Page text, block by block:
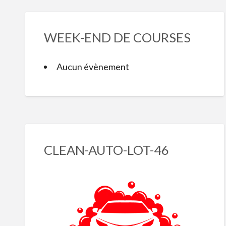
WEEK-END DE COURSES
Aucun évènement
CLEAN-AUTO-LOT-46